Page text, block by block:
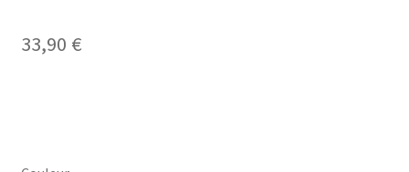
33,90 €